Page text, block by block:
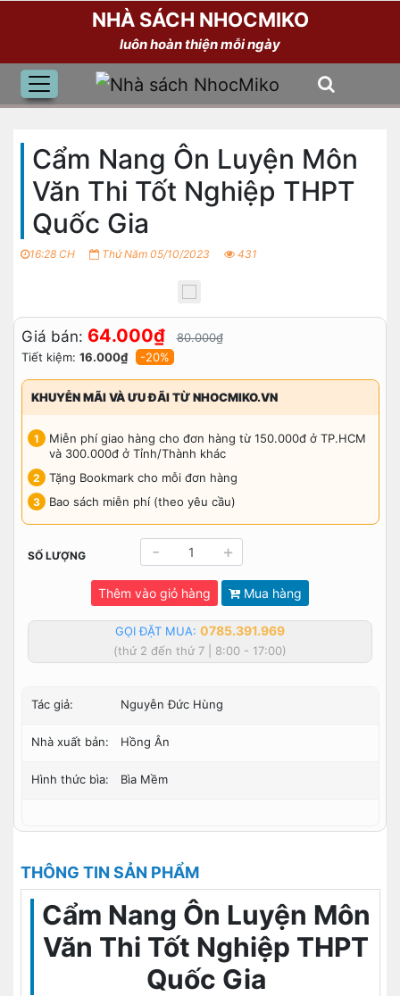
NHÀ SÁCH NHOCMIKO
luôn hoàn thiện mỗi ngày
Cẩm Nang Ôn Luyện Môn
Văn Thi Tốt Nghiệp THPT
Quốc Gia
16:28 CH Thứ Năm 05/10/2023 431
Giá bán: 64.000₫
80.000₫
Tiết kiệm: 16.000₫ -20%
KHUYỄN MÃI VÀ ƯU ĐÃI TỪ NHOCMIKO.VN
Miễn phí giao hàng cho đơn hàng từ 150.000đ ở TP.HCM
và 300.000đ ở Tỉnh/Thành khác
Tặng Bookmark cho mỗi đơn hàng
Bao sách miễn phí (theo yêu cầu)
SỐ LƯỢNG - +
Thêm vào giỏ hàng Mua hàng
GỌI ĐẶT MUA: 0785.391.969
(thứ 2 đến thứ 7 | 8:00 - 17:00)
Tác giả: Nguyễn Đức Hùng
Nhà xuất bản: Hồng Ân
Hình thức bìa: Bìa Mềm
THÔNG TIN SẢN PHẨM
Cẩm Nang Ôn Luyện Môn
Văn Thi Tốt Nghiệp THPT
Quốc Gia